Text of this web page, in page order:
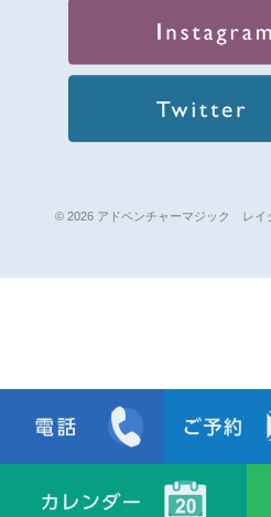
© 2026 アドベンチャーマジック レイ